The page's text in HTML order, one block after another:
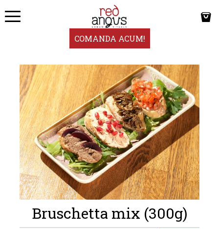
COMANDA ACUM!
Bruschetta mix (300g)